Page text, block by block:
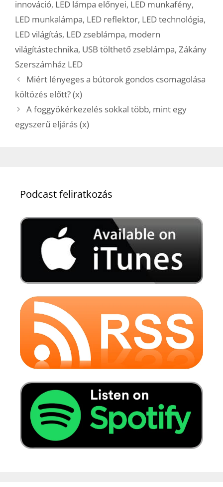
innováció, LED lámpa előnyei, LED munkafény,
LED munkalámpa, LED reflektor, LED technológia,
LED világítás, LED zseblámpa, modern
világítástechnika, USB tölthető zseblámpa, Zákány
Szerszámház LED
Miért lényeges a bútorok gondos csomagolása
költözés előtt? (x)
A foggyökérkezelés sokkal több, mint egy
egyszerű eljárás (x)
Podcast feliratkozás